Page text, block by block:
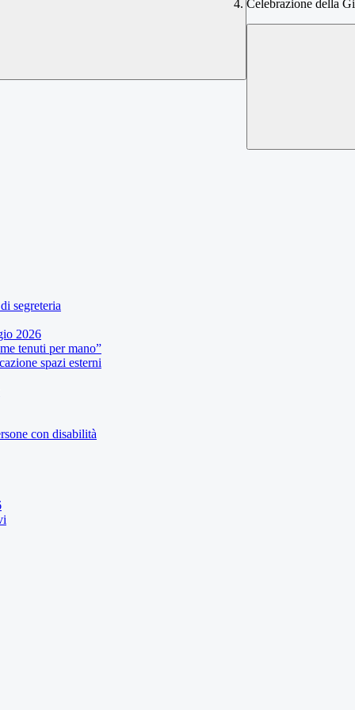
Celebrazione della
segreteria
2026
tenuti per mano”
spazi esterni
con disabilità